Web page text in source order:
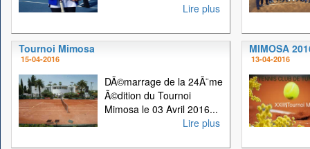
Lire plus
Tournoi Mimosa
15-04-2016
DÃ©marrage de la 24Ã¨me
Ã©dition du Tournoi
Mimosa le 03 Avril 2016...
Lire plus
MIMOSA
13-04-2016